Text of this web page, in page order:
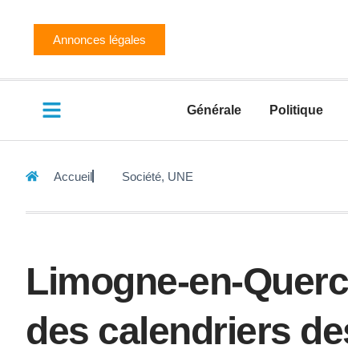
Annonces légales
Générale Politique
Accueil Société, UNE
Limogne-en-
des calendriers